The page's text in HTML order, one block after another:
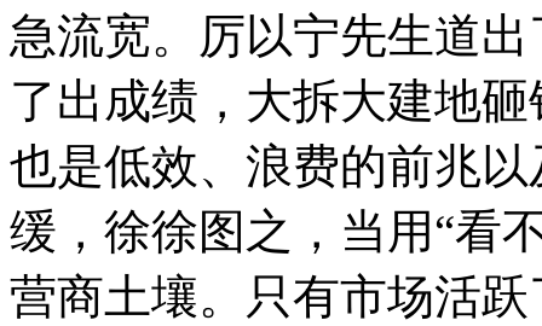
急流宽。厉以宁先生道
了出成绩，大拆大建地
也是低效、浪费的前兆
缓，徐徐图之，当用“看
营商土壤。只有市场活